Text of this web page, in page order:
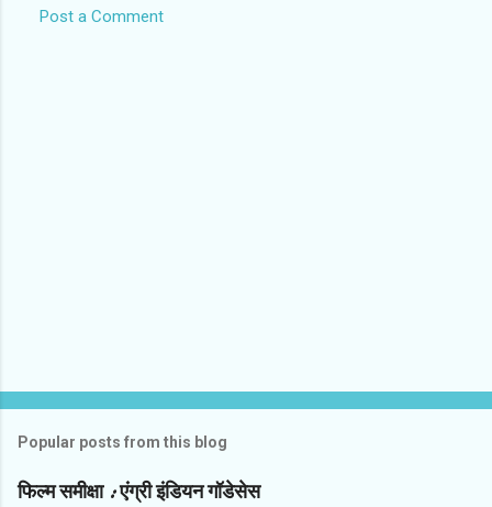
Post a Comment
Popular posts from this blog
फिल्‍म समीक्षा : एंग्री इंडियन गॉडेसेस